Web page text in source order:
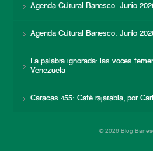
Agenda Cultural Banesco. Junio
Agenda Cultural Banesco. Junio
La palabra ignorada: las voces
Venezuela
Caracas 455: Café rajatabla, por
© 2026 Blog